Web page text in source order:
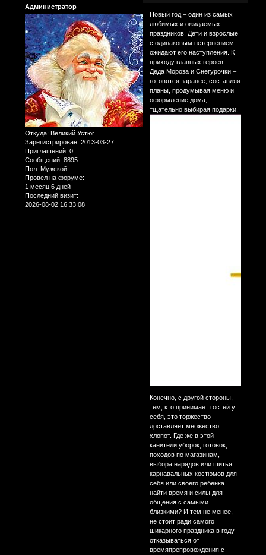
Администратор
Откуда: Великий Устюг
Зарегистрирован: 2013-03-27
Приглашений: 0
Сообщений: 8895
Пол: Мужской
Провел на форуме:
1 месяц 6 дней
Последний визит:
2026-08-02 16:33:08
Новый год – один из самых
любимых и ожидаемых
праздников. Дети и взрослые
с одинаковым нетерпением
ожидают его наступления. К
приходу главных героев –
Деда Мороза и Снегурочки –
готовятся заранее, составляя
планы, продумывая меню и
оформление дома,
тщательно выбирая подарки.
Конечно, с другой стороны,
тем, кто принимает гостей у
себя, это торжество
доставляет множество
хлопот. Где же в этой
канители уборок, готовок,
походов по магазинам,
выбора нарядов или шитья
карнавальных костюмов для
себя или своего ребенка
найти время и силы для
общения с самыми
близкими? И тем не менее,
не стоит ради самого
шикарного праздника в году
отказываться от
времяпрепровождения с